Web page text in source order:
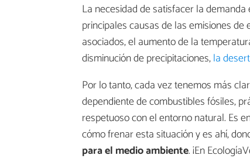
La necesidad de satisfacer la
principales causas de las emisiones
asociados, el aumento de la
disminución de precipitaciones,la
Por lo tanto, cada vez tenemos más
dependiente de combustibles fósiles,
respetuoso con el entorno natural. Es
cómo frenar esta situación y es ahí,
para el medio ambiente. ¡En